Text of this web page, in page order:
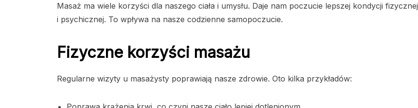
Masaż ma wiele korzyści dla naszego ciała i umysłu. Daje nam poczucie lepszej kondycji fizycznej
i psychicznej. To wpływa na nasze codzienne samopoczucie.
Fizyczne korzyści masażu
Regularne wizyty u masażysty poprawiają nasze zdrowie. Oto kilka przykładów: